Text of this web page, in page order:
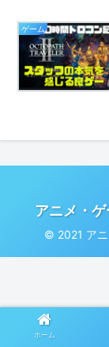
ゲーム
アニメ・
© 2021 アニ
ホーム